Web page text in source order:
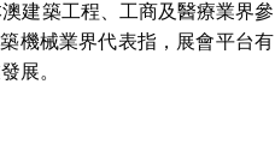
建築工程、工商及醫療業界參
機械業界代表指，展會平台有
展。